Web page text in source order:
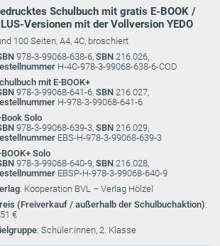
Schulbuch mit gratis E-BOOK /
Versionen mit der Vollversion YEDO
100 Seiten, A4, 4C, broschiert
978-3-99068-638-6, SBN 216.026,
H-4C-978-3-99068-638-6-COD
mit E-BOOK+
978-3-99068-641-6, SBN 216.027,
H-978-3-99068-641-6
Book Solo
978-3-99068-639-3, SBN 216.029,
EBS-H-978-3-99068-639-3
BOOK+ Solo
978-3-99068-640-9, SBN 216.028,
EBSP-H-978-3-99068-640-9
: Kooperation BVL – Verlag Hölzel
(Freiverkauf / außerhalb der Schulbuchaktion):
€
: Schüler:innen, 2. Klasse